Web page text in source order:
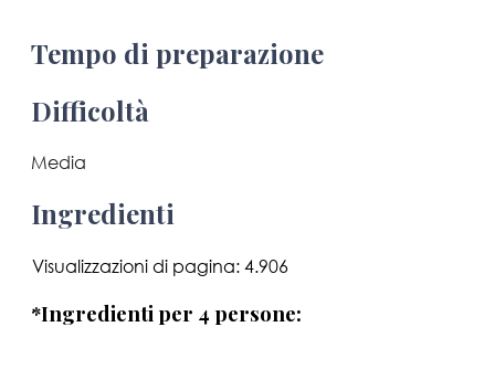
Tempo di preparazione
Difficoltà
Media
Ingredienti
Visualizzazioni di pagina:4.906
*Ingredienti per 4 persone: